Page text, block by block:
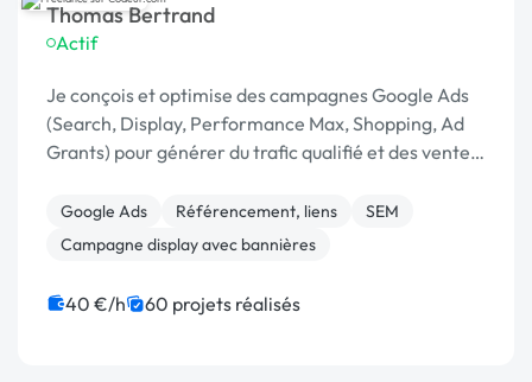
Thomas Bertrand
Actif
Je conçois et optimise des campagnes Google Ads
(Search, Display, Performance Max, Shopping, Ad
Grants) pour générer du trafic qualifié et des ventes
Google Ads Référencement, liens
SEM
Campagne display avec bannières
40 €/h 60 projets réalisés